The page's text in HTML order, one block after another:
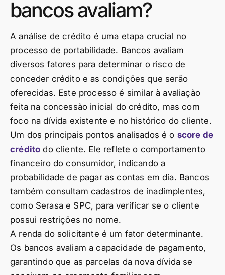
bancos avaliam?
A análise de crédito é uma etapa crucial no
processo de portabilidade. Bancos avaliam
diversos fatores para determinar o risco de
conceder crédito e as condições que serão
oferecidas. Este processo é similar à avaliação
feita na concessão inicial do crédito, mas com
foco na dívida existente e no histórico do cliente.
Um dos principais pontos analisados é o score de
crédito do cliente. Ele reflete o comportamento
financeiro do consumidor, indicando a
probabilidade de pagar as contas em dia. Bancos
também consultam cadastros de inadimplentes,
como Serasa e SPC, para verificar se o cliente
possui restrições no nome.
A renda do solicitante é um fator determinante.
Os bancos avaliam a capacidade de pagamento,
garantindo que as parcelas da nova dívida se